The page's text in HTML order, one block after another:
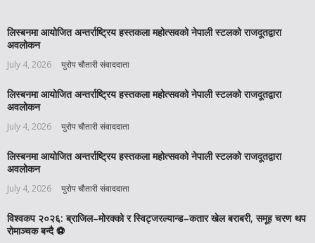
लिस्बनमा आयोजित अन्तर्राष्ट्रिय हस्तकला महोत्सवको नेपाली स्टलको राजदूतद्वारा
अवलोकन
July 4, 2026 युरोप चौतारी संवाददाता
लिस्बनमा आयोजित अन्तर्राष्ट्रिय हस्तकला महोत्सवको नेपाली स्टलको राजदूतद्वारा
अवलोकन
July 4, 2026 युरोप चौतारी संवाददाता
लिस्बनमा आयोजित अन्तर्राष्ट्रिय हस्तकला महोत्सवको नेपाली स्टलको राजदूतद्वारा
अवलोकन
July 4, 2026 युरोप चौतारी संवाददाता
विश्वकप २०२६: ब्राजिल–मोरक्को र स्विट्जरल्यान्ड–कतार खेल बराबरी, समूह चरण थप
रोमाञ्चक बन्दै ⚽️